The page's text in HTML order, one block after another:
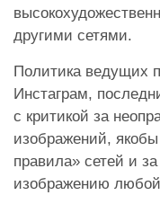
другими сетями.
Политика ведущих
Инстаграм,
с критикой за
изображений,
правила» сетей и
изображению